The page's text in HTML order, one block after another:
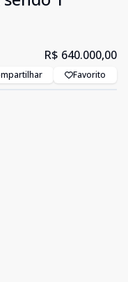
R$ 640.000,00
Favorito